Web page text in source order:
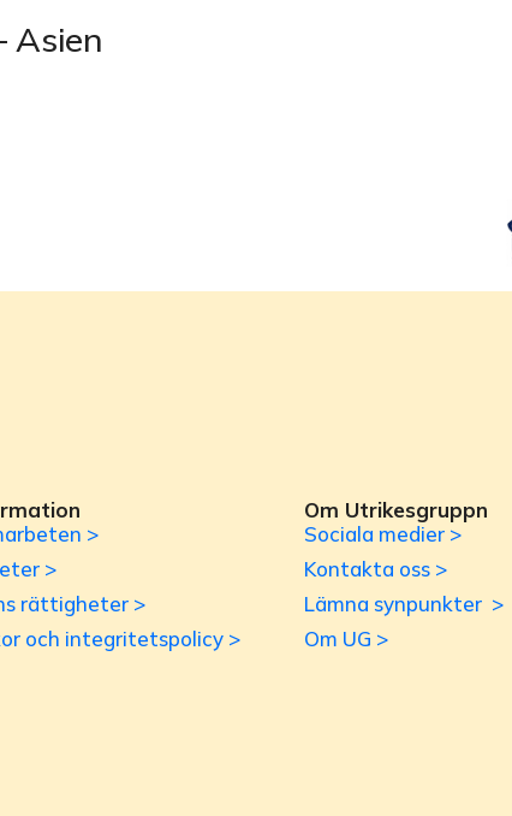
Asien
>
>
rättigheter >
och integritetspolicy >
Om Utrikesgruppn
Sociala medier >
Kontakta oss >
Lämna synpunkter >
Om UG >